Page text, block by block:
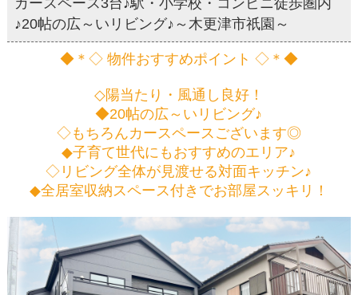
カースペース3台♪駅・小学校・コンビニ徒歩圏内
♪20帖の広～いリビング♪～木更津市祇園～
◆＊◇ 物件おすすめポイント ◇＊◆
◇陽当たり・風通し良好！
◆20帖の広～いリビング♪
◇もちろんカースペースございます◎
◆子育て世代にもおすすめのエリア♪
◇リビング全体が見渡せる対面キッチン♪
◆全居室収納スペース付きでお部屋スッキリ！